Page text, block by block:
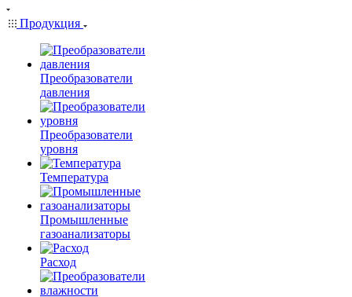
Продукция
Преобразователи
давления
Преобразователи
уровня
Температура
Промышленные
газоанализаторы
Расход